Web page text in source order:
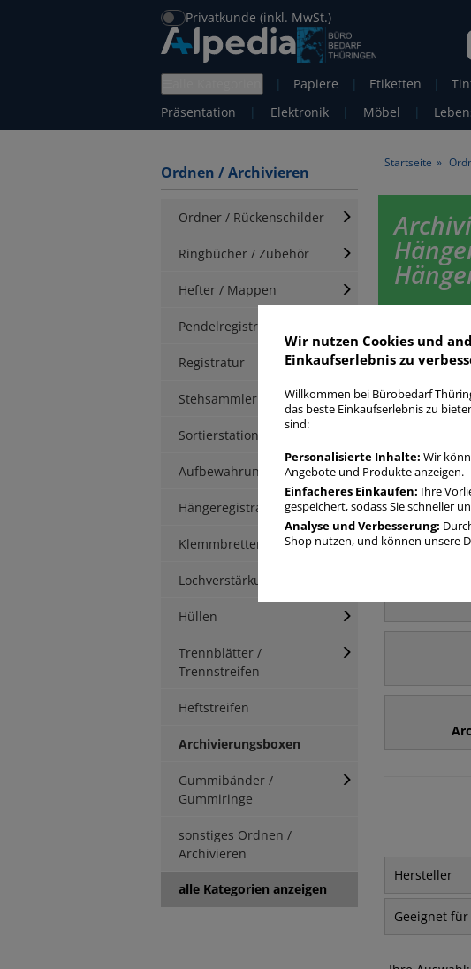
Privatkunde (inkl. MwSt.)
| Papiere | Etiketten |
Präsentation
| Elektronik | Möbel |
Ordnen / Archivieren
Ordner / Rückenschilder
Ringbücher / Zubehör
Hefter / Mappen
Pendelregistratur
Registratur
Stehsammler
Sortierstationen / Ablagen
Aufbewahrungsbox
Hängeregistratur
Klemmbretter / -mappen
Lochverstärkung
Hüllen
Trennblätter /
Trennstreifen
Heftstreifen
Archivierungsboxen
Gummibänder /
Gummiringe
sonstiges Ordnen /
Archivieren
alle Kategorien anzeigen
Startseite »
Finden Sie
Funktion.
Hersteller
Geeignet für
Wir nutzen Cookies und
Einkaufserlebnis zu
Willkommen bei Bürobedarf
das beste Einkaufserlebnis zu
sind:
Personalisierte Inhalte: Wir
Angebote und Produkte anzeigen.
Einfacheres Einkaufen: Ihre
gespeichert, sodass Sie schneller
Analyse und Verbesserung:
Shop nutzen, und können unsere